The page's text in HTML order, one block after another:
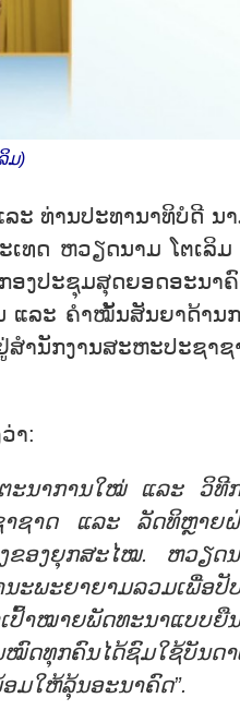
ມ)
ະ ທ່ານປະທານາທິບໍດີ ນ
ເທດ ຫວຽດນາມ ໂຕເລິມ
ງປະຊຸມສຸດຍອດອະນາຄົ
ແລະ ຄຳໝັ້ນສັນຍາດ້ານ
ຳນັກງານສະຫະປະຊາຊ
າ:
ຕະນາການໃໝ່ ແລະ ວິທີ
າຊາດ ແລະ ລັດທິຫຼາຍ
ຂອງຍຸກສະໄໝ. ຫວຽດ
ພະຍາຍາມລວມເພື່ອປັ
າໝາຍພັດທະນາແບບຍື
ໝົດທຸກຄົນໄດ້ຊົມໃຊ້ບັນດ
ມໃຫ້ລຸ້ນອະນາຄົດ”.